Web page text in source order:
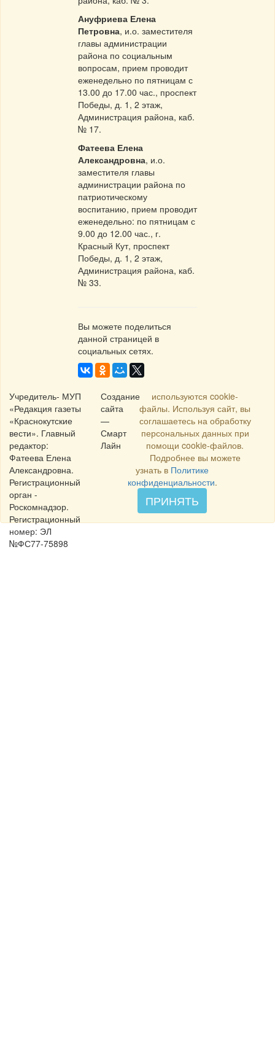
Ануфриева Елена
Петровна, и.о. заместителя
главы администрации
района по социальным
вопросам, прием проводит
еженедельно по пятницам с
13.00 до 17.00 час., проспект
Победы, д. 1, 2 этаж,
Администрация района, каб.
№ 17.
Фатеева Елена
Александровна, и.о.
заместителя главы
администрации района по
патриотическому
воспитанию, прием проводит
еженедельно: по пятницам с
9.00 до 12.00 час., г.
Красный Кут, проспект
Победы, д. 1, 2 этаж,
Администрация района, каб.
№ 33.
Вы можете поделиться
данной страницей в
социальных сетях.
Учредитель- МУП
«Редакция газеты
«Краснокутские
вести». Главный
редактор:
Фатеева Елена
Александровна.
Регистрационный
орган -
Роскомнадзор.
Регистрационный
номер: ЭЛ
№ФС77-75898
Создание
сайта
—
Смарт
Лайн
используются cookie-
файлы. Используя сайт, вы
соглашаетесь на обработку
персональных данных при
помощи cookie-файлов.
Подробнее вы можете
узнать в Политике
конфиденциальности.
ПРИНЯТЬ